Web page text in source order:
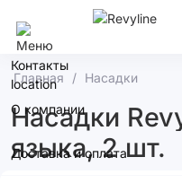
Ростов-На-Дону
Контакты
О компании
Доставка и оплата
Главная Насадки
Насадки
языка, 2 шт.